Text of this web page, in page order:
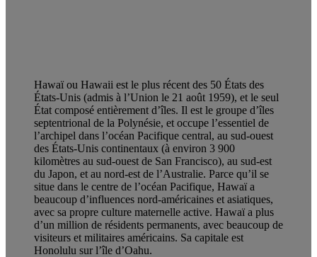
Hawaï ou Hawaii est le plus récent des 50 États des
États-Unis (admis à l’Union le 21 août 1959), et le seul
État composé entièrement d’îles. Il est le groupe d’îles
septentrional de la Polynésie, et occupe l’essentiel de
l’archipel dans l’océan Pacifique central, au sud-ouest
des États-Unis continentaux (à environ 3 900
kilomètres au sud-ouest de San Francisco), au sud-est
du Japon, et au nord-est de l’Australie. Parce qu’il se
situe dans le centre de l’océan Pacifique, Hawaï a
beaucoup d’influences nord-américaines et asiatiques,
avec sa propre culture maternelle active. Hawaï a plus
d’un million de résidents permanents, avec beaucoup de
visiteurs et militaires américains. Sa capitale est
Honolulu sur l’île d’Oahu.